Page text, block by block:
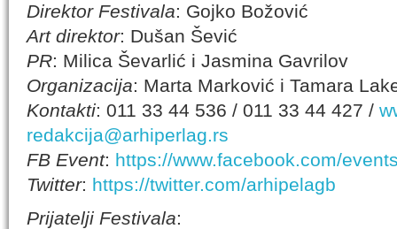
Direktor Festivala: Gojko Božović
Art direktor: Dušan Šević
PR: Milica Ševarlić i Jasmina Gavrilov
Organizacija: Marta Marković i Tamara
Kontakti: 011 33 44 536 / 011 33 44 427 /
redakcija@arhiperlag.rs
FB Event: https://www.facebook.com/
Twitter: https://twitter.com/arhipelagb
Prijatelji Festivala: